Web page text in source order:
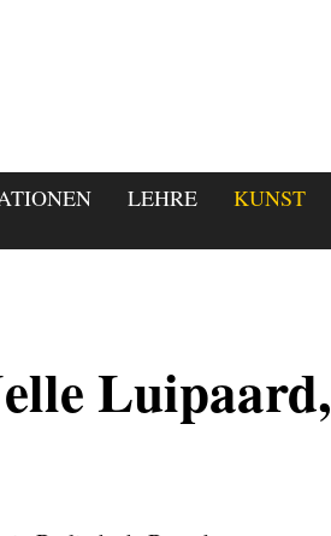
LEHRE KUNST
Luipaard,